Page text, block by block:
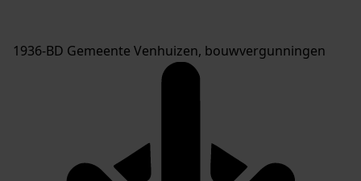
1936-BD Gemeente Venhuizen, bouwvergunningen